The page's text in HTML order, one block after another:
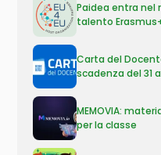
Paidea entra nel
talento
Carta del
scadenza del 31
MEMOVIA:
per la classe